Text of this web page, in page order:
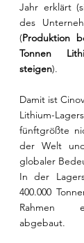
Jahr erklärt
des
(Produktion
Tonnen
steigen).
Damit ist
Lithium-
fünftgrößte
der Welt
globaler
In der
400.000
Rahmen
abgebaut.